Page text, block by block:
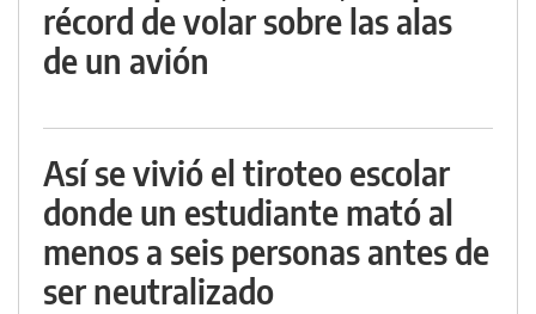
récord de volar sobre las alas
de un avión
Así se vivió el tiroteo escolar
donde un estudiante mató al
menos a seis personas antes de
ser neutralizado